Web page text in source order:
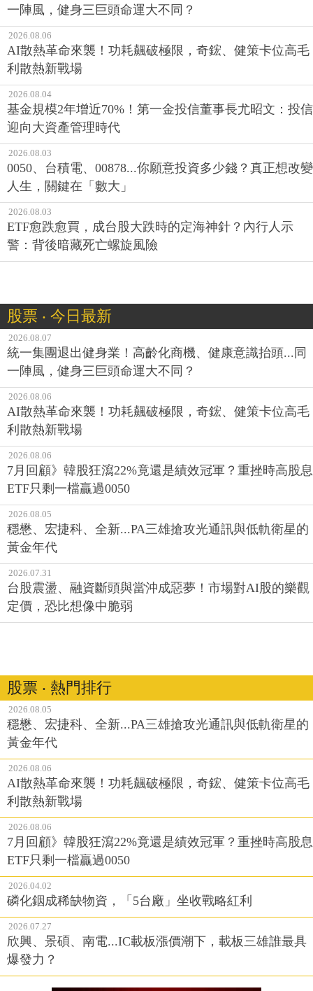
一陣風，健身三巨頭命運大不同？
2026.08.06
AI散熱革命來襲！功耗飆破極限，奇鋐、健策卡位高毛
利散熱新戰場
2026.08.04
基金規模2年增近70%！第一金投信董事長尤昭文：投信
迎向大資產管理時代
2026.08.03
0050、台積電、00878...你願意投資多少錢？真正想改變
人生，關鍵在「數大」
2026.08.03
ETF愈跌愈買，成台股大跌時的定海神針？內行人示
警：背後暗藏死亡螺旋風險
股票 ‧ 今日最新
2026.08.07
統一集團退出健身業！高齡化商機、健康意識抬頭...同
一陣風，健身三巨頭命運大不同？
2026.08.06
AI散熱革命來襲！功耗飆破極限，奇鋐、健策卡位高毛
利散熱新戰場
2026.08.06
7月回顧》韓股狂瀉22%竟還是績效冠軍？重挫時高股息
ETF只剩一檔贏過0050
2026.08.05
穩懋、宏捷科、全新...PA三雄搶攻光通訊與低軌衛星的
黃金年代
2026.07.31
台股震盪、融資斷頭與當沖成惡夢！市場對AI股的樂觀
定價，恐比想像中脆弱
股票 ‧ 熱門排行
2026.08.05
穩懋、宏捷科、全新...PA三雄搶攻光通訊與低軌衛星的
黃金年代
2026.08.06
AI散熱革命來襲！功耗飆破極限，奇鋐、健策卡位高毛
利散熱新戰場
2026.08.06
7月回顧》韓股狂瀉22%竟還是績效冠軍？重挫時高股息
ETF只剩一檔贏過0050
2026.04.02
磷化銦成稀缺物資，「5台廠」坐收戰略紅利
2026.07.27
欣興、景碩、南電...IC載板漲價潮下，載板三雄誰最具
爆發力？